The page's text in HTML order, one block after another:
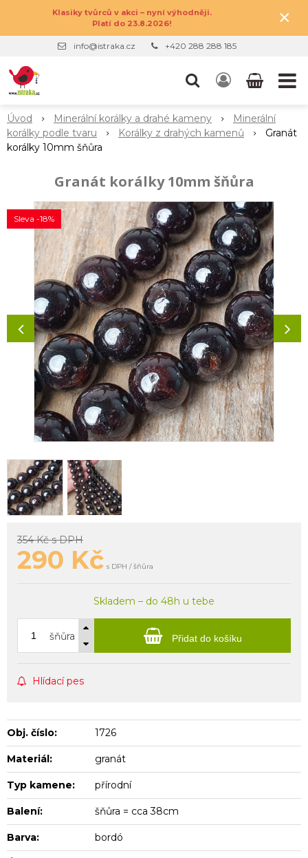
Klasiky tvůrců v akci – nyní výhodněji.
Platí do 23.8.2026!
×
info@istraka.cz +420 288 288 185
Úvod Minerální korálky a drahé kameny
Minerální
korálky podle tvaru
Korálky z drahých kamenů
Granát
korálky 10mm šňůra
Granát korálky 10mm šňůra
Sleva -18%
354 Kčs DPH
290 Kč s DPH / šňůra
Skladem – do 48h u tebe
šňůra Přidat do košíku
Hlídací pes
Obj. číslo: 1726
Materiál: granát
Typ kamene: přírodní
Balení: šňůra = cca 38cm
Barva: bordó